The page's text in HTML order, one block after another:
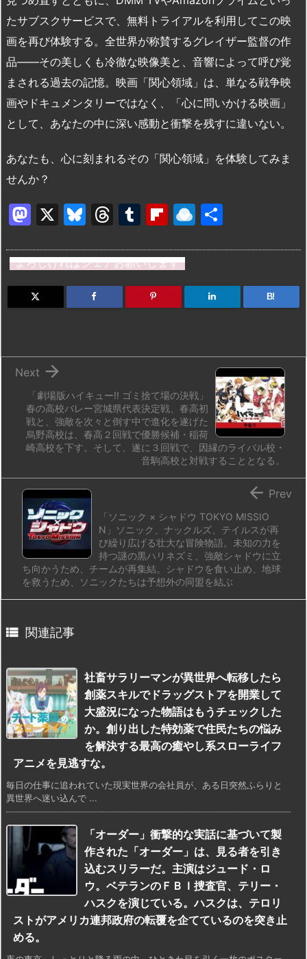
たサブスクサービスで、無料トライアルを利用してこの映
画を再び体験する。全世界が称賛するグレイザー監督の作
品――その美しくも冷徹な映像美と、音響によって呼び覚
まされる過去の記憶。映画「関心領域」は、単なる戦争映
画やドキュメンタリーではなく、「心に問いかける映画」
として、あなたの中に深い感動と衝撃を残すに違いない。
あなたも、心に刻まれるその「関心領域」を体験してみま
せんか？
M
st
o
d
X
Bl
e
s
k
T
e
a
d
T
m
bl
r
Fl
b
o
ar
R
n
dr
o
よろしければシェアお願いします
B!
「劇場版ハイキュー!! ゴミ捨て場の決戦」
春の高校バレー宮城県代表決定戦、春高初
戦と、強敵を次々と倒す中で進化を遂げた
烏野高校は、春高２回戦で優勝候補・稲荷
崎高校を下す。そして、遂に３回戦で、因縁のライバル校・
音駒高校と対戦することとなる。

Next
「ソニック × シャドウ TOKYO MISSIO
N」ソニック、ナックルズ、テイルスが再
び繰り広げる壮大な冒険物語。未知の力を
持つ謎の黒ハリネズミ、強敵シャドウに立
ち向かうため、チームが再集結。シャドウを食い止め、地球
を救うため、ソニックたちは予想外の同盟を結ぶ
 Prev
 関連記事
社畜サラリーマンが異世界へ転移したら
創薬スキルでドラッグストアを開業して
大盛況になった物語はもうチェックした
か。創り出した特効薬で住民たちの悩み
を解決する最高の癒やし系スローライフ
アニメを見逃すな。
毎日の仕事に追われていた現実世界の会社員が、ある日突然ふらりと
異世界へ迷い込んで ...
「オーダー」衝撃的な実話に基づいて製
作された「オーダー」は、見る者を引き
込むスリラーだ。主演はジュード・ロ
ウ。ベテランのＦＢＩ捜査官、テリー・
ハスクを演じている。ハスクは、テロリ
ストがアメリカ連邦政府の転覆を企てているのを突き止
める。